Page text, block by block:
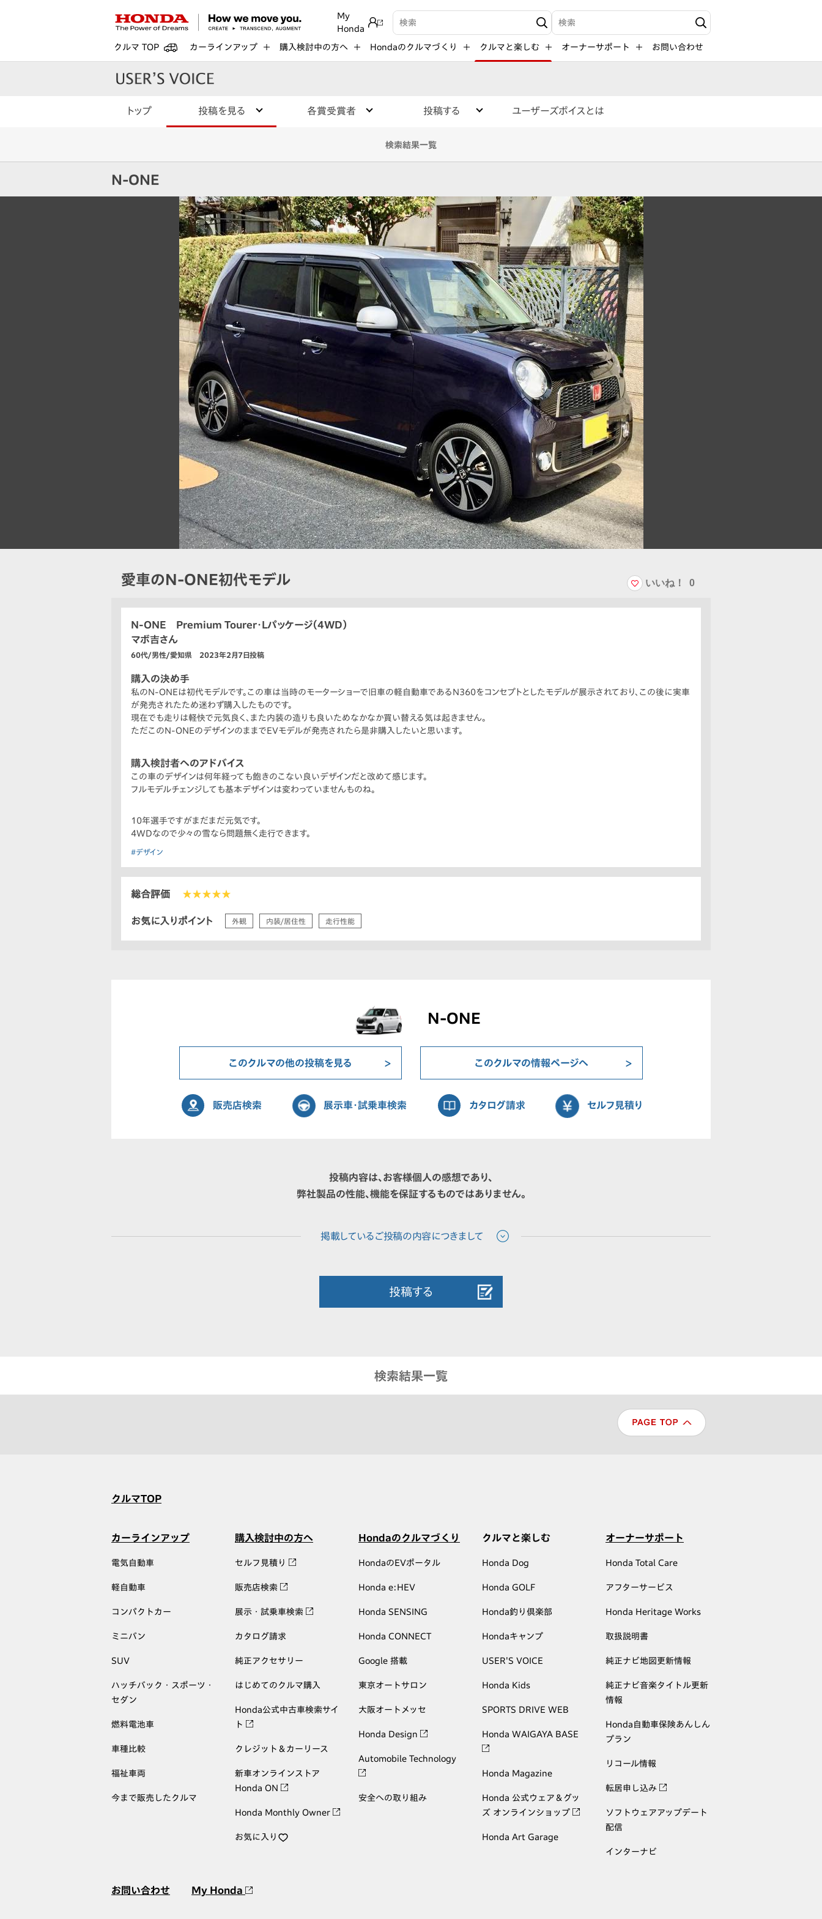
My
Honda
検索キーワード入力 検索キーワード入力
クルマ TOP カーラインアップ 購入検討中の方へ Hondaのクルマづくり クルマと楽しむ オーナーサポート お問い合わせ
トップ 投稿を見る 各賞受賞者 投稿する ユーザーズボイスとは
検索結果一覧
N-ONE
愛車のN-ONE初代モデル いいね！ 0
N-ONE Premium Tourer・Lパッケージ（4WD）
マボ吉さん
60代/男性/愛知県 2023年2月7日投稿
購入の決め手
私のN-ONEは初代モデルです。この車は当時のモーターショーで旧車の軽自動車であるN360をコンセプトとしたモデルが展示されており、この後に実車
が発売されたため迷わず購入したものです。
現在でも走りは軽快で元気良く、また内装の造りも良いためなかなか買い替える気は起きません。
ただこのN-ONEのデザインのままでEVモデルが発売されたら是非購入したいと思います。
購入検討者へのアドバイス
この車のデザインは何年経っても飽きのこない良いデザインだと改めて感じます。
フルモデルチェンジしても基本デザインは変わっていませんものね。
10年選手ですがまだまだ元気です。
4WDなので少々の雪なら問題無く走行できます。
#デザイン
総合評価 ★★★★★
お気に入りポイント 外観 内装/居住性 走行性能
N-ONE
このクルマの他の投稿を見る このクルマの情報ページへ
販売店検索 展示車・試乗車検索 カタログ請求 セルフ見積り
投稿内容は、お客様個人の感想であり、
弊社製品の性能、機能を保証するものではありません。
投稿する
検索結果一覧
クルマTOP
カーラインアップ
電気自動車
軽自動車
コンパクトカー
ミニバン
SUV
ハッチバック・スポーツ・
セダン
燃料電池車
車種比較
福祉車両
今まで販売したクルマ
購入検討中の方へ
セルフ見積り
販売店検索
展示・試乗車検索
カタログ請求
純正アクセサリー
はじめてのクルマ購入
Honda公式中古車検索サイ
ト
クレジット＆カーリース
新車オンラインストア
Honda ON
Honda Monthly Owner
お気に入り
Hondaのクルマづくり
HondaのEVポータル
Honda e:HEV
Honda SENSING
Honda CONNECT
Google 搭載
東京オートサロン
大阪オートメッセ
Honda Design
Automobile Technology
安全への取り組み
クルマと楽しむ
Honda Dog
Honda GOLF
Honda釣り倶楽部
Hondaキャンプ
USER'S VOICE
Honda Kids
SPORTS DRIVE WEB
Honda WAIGAYA BASE
Honda Magazine
Honda 公式ウェア＆グッ
ズ オンラインショップ
Honda Art Garage
オーナーサポート
Honda Total Care
アフターサービス
Honda Heritage Works
取扱説明書
純正ナビ地図更新情報
純正ナビ音楽タイトル更新
情報
Honda自動車保険あんしん
プラン
リコール情報
転居申し込み
ソフトウェアアップデート
配信
インターナビ
お問い合わせ My Honda